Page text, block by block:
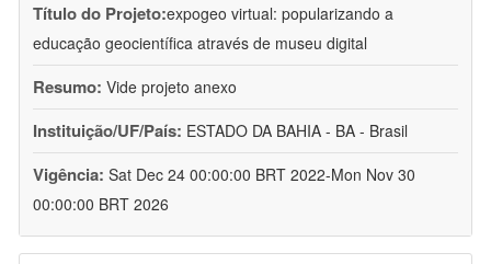
Título do Projeto:expogeo virtual: popularizando a
educação geocientífica através de museu digital
Resumo: Vide projeto anexo
Instituição/UF/País: ESTADO DA BAHIA - BA - Brasil
Vigência: Sat Dec 24 00:00:00 BRT 2022-Mon Nov 30
00:00:00 BRT 2026